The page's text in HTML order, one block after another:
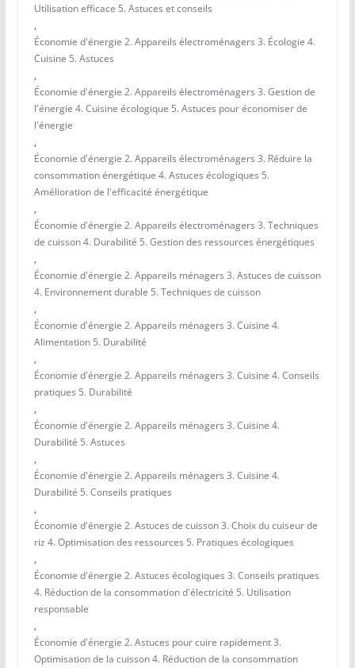
Utilisation efficace 5. Astuces et conseils
,
Économie d'énergie 2. Appareils électroménagers 3. Écologie 4.
Cuisine 5. Astuces
,
Économie d'énergie 2. Appareils électroménagers 3. Gestion de
l'énergie 4. Cuisine écologique 5. Astuces pour économiser de
l'énergie
,
Économie d'énergie 2. Appareils électroménagers 3. Réduire la
consommation énergétique 4. Astuces écologiques 5.
Amélioration de l'efficacité énergétique
,
Économie d'énergie 2. Appareils électroménagers 3. Techniques
de cuisson 4. Durabilité 5. Gestion des ressources énergétiques
,
Économie d'énergie 2. Appareils ménagers 3. Astuces de cuisson
4. Environnement durable 5. Techniques de cuisson
,
Économie d'énergie 2. Appareils ménagers 3. Cuisine 4.
Alimentation 5. Durabilité
,
Économie d'énergie 2. Appareils ménagers 3. Cuisine 4. Conseils
pratiques 5. Durabilité
,
Économie d'énergie 2. Appareils ménagers 3. Cuisine 4.
Durabilité 5. Astuces
,
Économie d'énergie 2. Appareils ménagers 3. Cuisine 4.
Durabilité 5. Conseils pratiques
,
Économie d'énergie 2. Astuces de cuisson 3. Choix du cuiseur de
riz 4. Optimisation des ressources 5. Pratiques écologiques
,
Économie d'énergie 2. Astuces écologiques 3. Conseils pratiques
4. Réduction de la consommation d'électricité 5. Utilisation
responsable
,
Économie d'énergie 2. Astuces pour cuire rapidement 3.
Optimisation de la cuisson 4. Réduction de la consommation